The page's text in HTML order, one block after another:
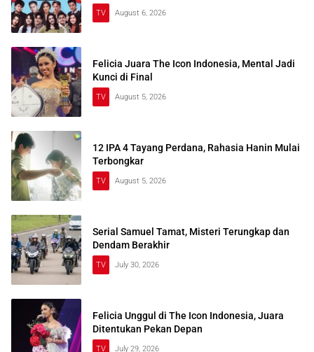
TV August 6, 2026
Felicia Juara The Icon Indonesia, Mental Jadi
Kunci di Final
TV August 5, 2026
12 IPA 4 Tayang Perdana, Rahasia Hanin Mulai
Terbongkar
TV August 5, 2026
Serial Samuel Tamat, Misteri Terungkap dan
Dendam Berakhir
TV July 30, 2026
Felicia Unggul di The Icon Indonesia, Juara
Ditentukan Pekan Depan
TV July 29, 2026